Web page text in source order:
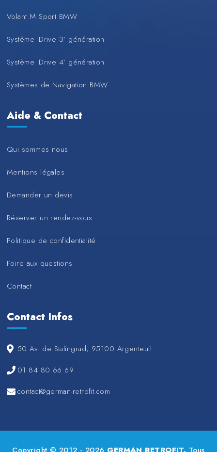
Volant M Sport BMW
Système IDrive 3’ génération
Système IDrive 4’ génération
Systèmes de Navigation BMW
Aide & Contact
Qui sommes nous
Mentions légales
Demander un devis
Réserver un rendez-vous
Politique de confidentialité
Foire aux questions
Contact
Contact Infos
50 Av. de Stalingrad, 95100 Argenteuil
01 84 80 66 69
contact@german-retrofit.com